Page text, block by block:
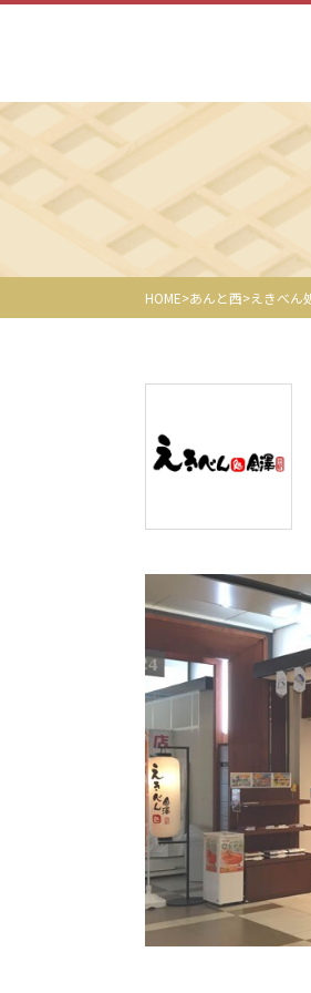
HOME あんと西 えきべん